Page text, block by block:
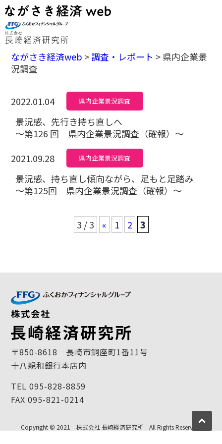
ながさき経済web >調査・レポート > 県内企業景
況調査
2022.01.04 県内企業景況調査
景況感、先行き持ち直しへ
～第126 回 県内企業景況調査（確報）～
2021.09.28
県内企業景況調査
景況感、持ち直し傾向ながら、足もと足踏み
～第125回 県内企業景況調査（確報）～
3 / 3 « 1 2 3
〒850-8618 長崎市銅座町1番11号
十八親和銀行本店内
TEL 095-828-8859
FAX 095-821-0214
Copyright © 2021 株式会社 長崎経済研究所 All Rights Reserved.